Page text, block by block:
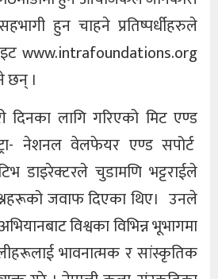
हुन चाहने प्रतिष्पर्धीहरुले
www.intrafoundations.org
छन् ।
दिनका लागि गरिएको मिट एण्ड
नेशनल वेलफेयर एण्ड सपोर्ट
डाइरेक्टरले चुडामणि भट्टराईले
जवाफ दिएका थिए। उनले
विश्वका विभिन्न भूभागमा
भावनात्मक र सांस्कृतिक